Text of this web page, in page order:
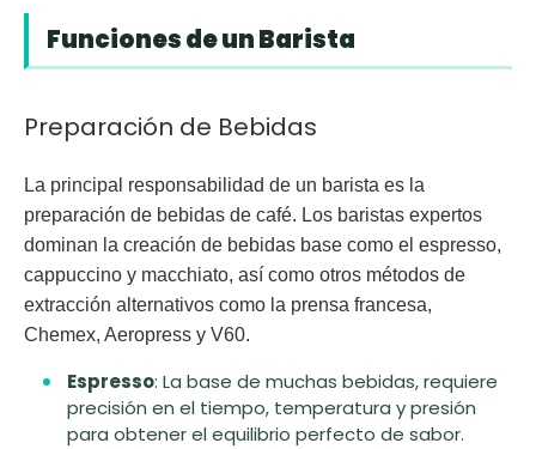
Funciones de un Barista
Preparación de Bebidas
La principal responsabilidad de un barista es la
preparación de bebidas de café. Los baristas expertos
dominan la creación de bebidas base como el espresso,
cappuccino y macchiato, así como otros métodos de
extracción alternativos como la prensa francesa,
Chemex, Aeropress y V60.
Espresso: La base de muchas bebidas, requiere
precisión en el tiempo, temperatura y presión
para obtener el equilibrio perfecto de sabor.